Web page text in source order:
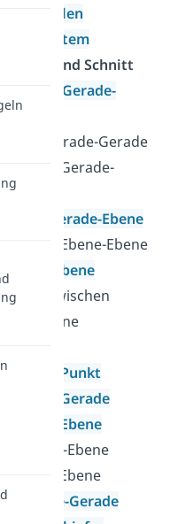
und Schnitt
Gerade-
Gerade-Gerade
Gerade-
Gerade-Ebene
Ebene-Ebene
Ebene
zwischen
und Ebene
Punkt-Punkt
Punkt-Gerade
Punkt-Ebene
Gerade-Ebene
Ebene-Ebene
Gerade-Gerade